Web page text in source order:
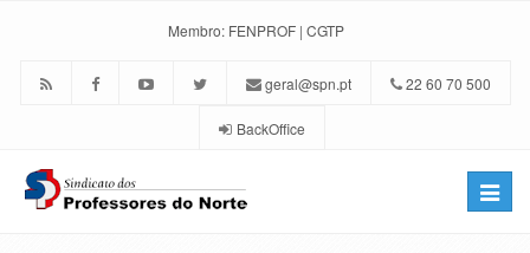
Membro: FENPROF | CGTP
geral@spn.pt 22 60 70 500
BackOffice
Toggle